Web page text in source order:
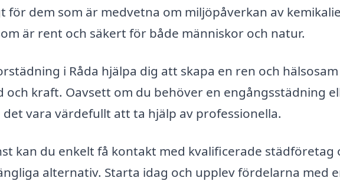
för dem som är medvetna om miljöpåverkan av
är rent och säkert för både människor och natur.
i Råda hjälpa dig att skapa en ren och
kraft. Oavsett om du behöver en engångsstädning
vara värdefullt att ta hjälp av professionella.
kan du enkelt få kontakt med kvalificerade städföretag
alternativ. Starta idag och upplev fördelarna med